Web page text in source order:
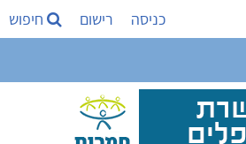
כניסה רישום חיפוש